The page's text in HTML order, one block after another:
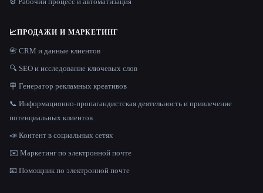
📈ПРОДАЖИ И МАРКЕТИНГ
📇 CRM и данные клиентов
🔍 SEO и исследование ключевых слов
🪧 Генератор рекламных креативов
📞 Информационно-пропагандистская деятельность и привлечение
потенциальных клиентов
📣 Контент в социальных сетях
✉️ Маркетинг по электронной почте
📧 Помощник по электронной почте